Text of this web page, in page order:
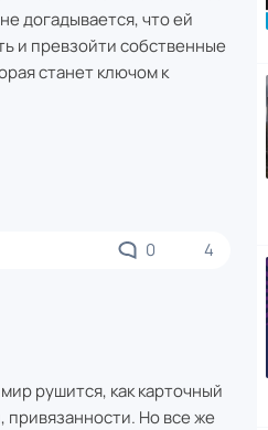
догадывается, что ей
и превзойти собственные
станет ключом к
0 4
рушится, как карточный
Но все же